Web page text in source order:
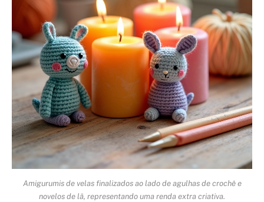
Amigurumis de velas finalizados ao lado de agulhas de crochê e
novelos de lã, representando uma renda extra criativa.